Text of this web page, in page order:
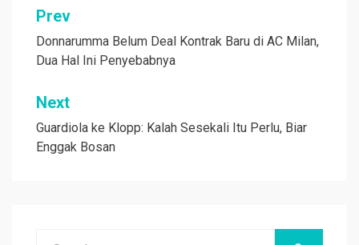
Navigasi
pos
Prev
Donnarumma Belum Deal Kontrak Baru di AC Milan,
Dua Hal Ini Penyebabnya
Next
Guardiola ke Klopp: Kalah Sesekali Itu Perlu, Biar
Enggak Bosan